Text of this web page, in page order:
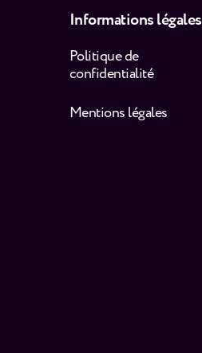
Informations légales
Politique de
confidentialité
Mentions légales